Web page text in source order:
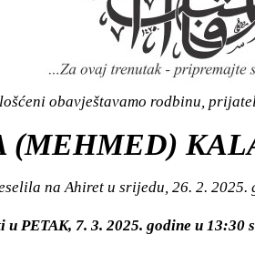
obavještavamo rodbinu,
(MEHMED)
na Ahiret u srijedu, 26. 2. 2025.
u PETAK, 7. 3. 2025. godine u